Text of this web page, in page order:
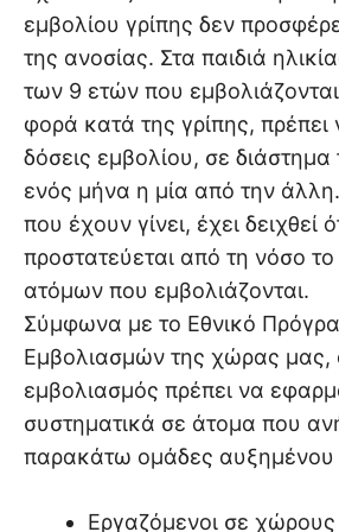
εμβολίου γρίπης δεν
της ανοσίας. Στα παιδιά
των 9 ετών που
φορά κατά της γρίπης, πρέπει
δόσεις εμβολίου, σε διάστημα
ενός μήνα η μία από την
που έχουν γίνει, έχει δειχθεί
προστατεύεται από τη νόσο
ατόμων που εμβολιάζονται.
Σύμφωνα με το Εθνικό
Εμβολιασμών της χώρας μας,
εμβολιασμός πρέπει να
συστηματικά σε άτομα που
παρακάτω ομάδες αυξημένου
Εργαζόμενοι σε